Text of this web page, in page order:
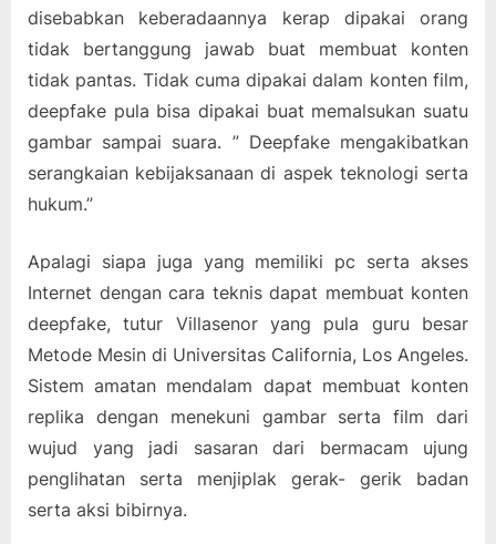
disebabkan keberadaannya kerap dipakai orang
tidak bertanggung jawab buat membuat konten
tidak pantas. Tidak cuma dipakai dalam konten film,
deepfake pula bisa dipakai buat memalsukan suatu
gambar sampai suara. ” Deepfake mengakibatkan
serangkaian kebijaksanaan di aspek teknologi serta
hukum.”
Apalagi siapa juga yang memiliki pc serta akses
Internet dengan cara teknis dapat membuat konten
deepfake, tutur Villasenor yang pula guru besar
Metode Mesin di Universitas California, Los Angeles.
Sistem amatan mendalam dapat membuat konten
replika dengan menekuni gambar serta film dari
wujud yang jadi sasaran dari bermacam ujung
penglihatan serta menjiplak gerak- gerik badan
serta aksi bibirnya.